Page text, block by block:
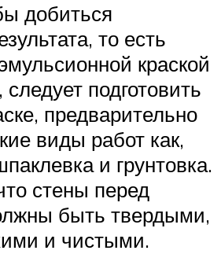
добиться
то есть
краской
подготовить
предварительно
виды работ как,
и грунтовка.
стены перед
быть твердыми,
и чистыми.